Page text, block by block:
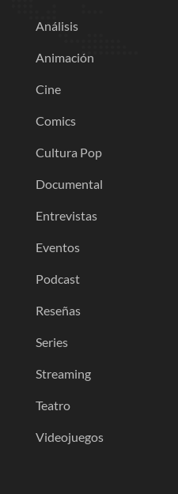
Análisis
Animación
Cine
Comics
Cultura Pop
Documental
Entrevistas
Eventos
Podcast
Reseñas
Series
Streaming
Teatro
Videojuegos